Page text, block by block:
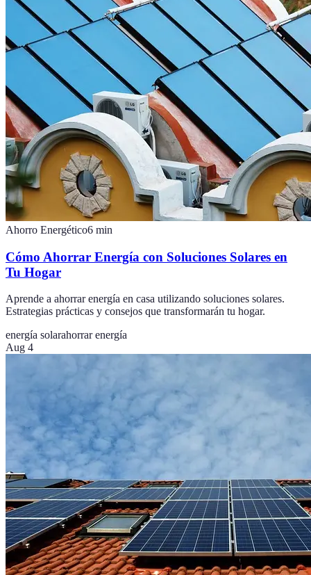
Ahorro Energético6 min
Cómo Ahorrar Energía con Soluciones Solares en
Tu Hogar
Aprende a ahorrar energía en casa utilizando soluciones solares.
Estrategias prácticas y consejos que transformarán tu hogar.
energía solarahorrar energía
Aug 4